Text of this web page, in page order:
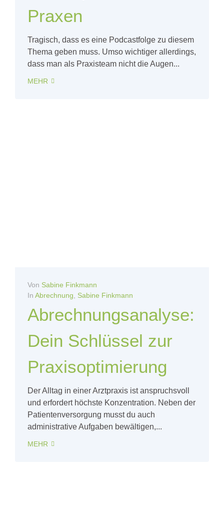
Praxen
Tragisch, dass es eine Podcastfolge zu diesem
Thema geben muss. Umso wichtiger allerdings,
dass man als Praxisteam nicht die Augen...
MEHR
Von Sabine Finkmann
In Abrechnung Sabine Finkmann
Abrechnungsanalyse:
Dein Schlüssel zur
Praxisoptimierung
Der Alltag in einer Arztpraxis ist anspruchsvoll
und erfordert höchste Konzentration. Neben der
Patientenversorgung musst du auch
administrative Aufgaben bewältigen,...
MEHR